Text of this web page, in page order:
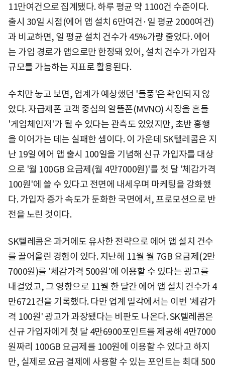
11만여건으로 집계됐다. 하루 평균 약 1100건 수준이다.
출시 30일 시점(에어 앱 설치 6만여건·일 평균 2000여건)
과 비교하면, 일 평균 설치 건수가 45%가량 줄었다. 에어
는 가입 경로가 앱으로만 한정돼 있어, 설치 건수가 가입자
규모를 가늠하는 지표로 활용된다.
수치만 놓고 보면, 업계가 예상했던 '돌풍'은 확인되지 않
았다. 자급제폰 고객 중심의 알뜰폰(MVNO) 시장을 흔들
'게임체인저'가 될 수 있다는 관측도 있었지만, 초반 흥행
을 이어가는 데는 실패한 셈이다. 이 가운데 SK텔레콤은 지
난 19일 에어 앱 출시 100일을 기념해 신규 가입자를 대상
으로 '월 100GB 요금제(월 4만7000원)'를 첫 달 '체감가격
100원'에 쓸 수 있다고 전면에 내세우며 마케팅을 강화했
다. 가입자 증가 속도가 둔화한 국면에서, 프로모션으로 반
전을 노린 것이다.
SK텔레콤은 과거에도 유사한 전략으로 에어 앱 설치 건수
를 끌어올린 경험이 있다. 지난해 11월 월 7GB 요금제(2만
7000원)를 '체감가격 500원'에 이용할 수 있다는 광고를
내걸었고, 그 영향으로 11월 한 달간 에어 앱 설치 건수가 4
만6721건을 기록했다. 다만 업계 일각에서는 이번 '체감가
격 100원' 광고가 과장됐다는 비판도 나온다. SK텔레콤은
신규 가입자에게 첫 달 4만6900포인트를 제공해 4만7000
원짜리 100GB 요금제를 100원에 이용할 수 있다고 하지
만, 실제로 요금 결제에 사용할 수 있는 포인트는 최대 500